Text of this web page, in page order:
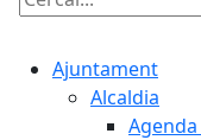
Cercar:
Ajuntament
Alcaldia